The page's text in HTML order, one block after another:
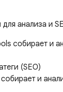
для анализа и
собирает и
(SEO)
и